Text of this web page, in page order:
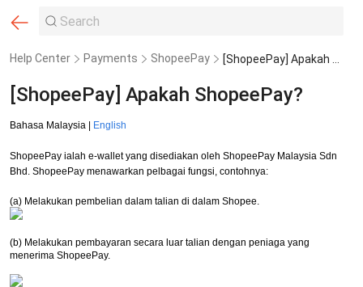
Help Center Payments ShopeePay [ShopeePay] Apakah ShopeePay?
[ShopeePay] Apakah ShopeePay?
Bahasa Malaysia | English
ShopeePay ialah e-wallet yang disediakan oleh ShopeePay Malaysia Sdn
Bhd. ShopeePay menawarkan pelbagai fungsi, contohnya:
(a) Melakukan pembelian dalam talian di dalam Shopee.
(b) Melakukan pembayaran secara luar talian dengan peniaga yang
menerima ShopeePay.